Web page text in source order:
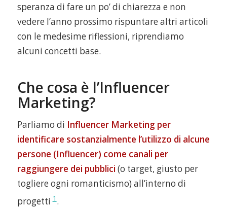
speranza di fare un po’ di chiarezza e non
vedere l’anno prossimo rispuntare altri articoli
con le medesime riflessioni, riprendiamo
alcuni concetti base.
Che cosa è l’Influencer
Marketing?
Parliamo di Influencer Marketing per
identificare sostanzialmente l’utilizzo di alcune
persone (Influencer) come canali per
raggiungere dei pubblici (o target, giusto per
togliere ogni romanticismo) all’interno di
progetti1.